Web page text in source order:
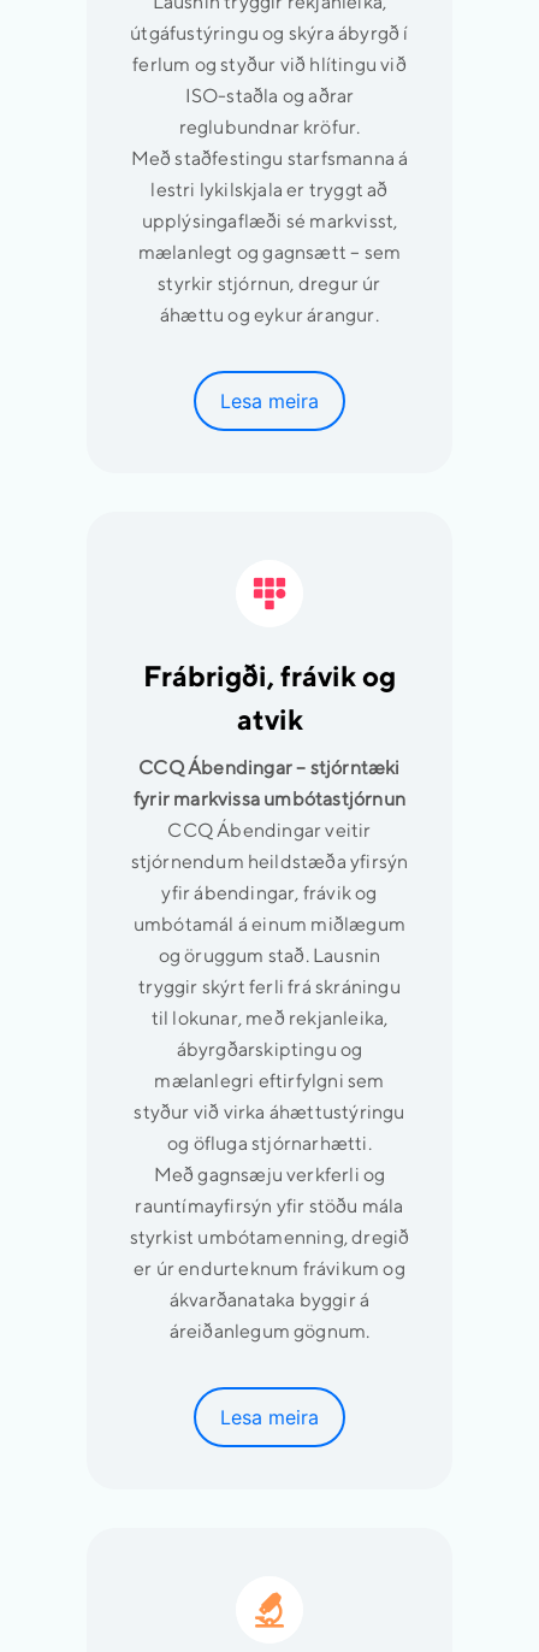
útgáfustýringu og skýra ábyrgð í
ferlum og styður við hlítingu við
ISO-staðla og aðrar
reglubundnar kröfur.
Með staðfestingu starfsmanna á
lestri lykilskjala er tryggt að
upplýsingaflæði sé markvisst,
mælanlegt og gagnsætt – sem
styrkir stjórnun, dregur úr
áhættu og eykur árangur.
Lesa meira
Frábrigði, frávik og
atvik
CCQ Ábendingar – stjórntæki
fyrir markvissa umbótastjórnun
CCQ Ábendingar veitir
stjórnendum heildstæða yfirsýn
yfir ábendingar, frávik og
umbótamál á einum miðlægum
og öruggum stað. Lausnin
tryggir skýrt ferli frá skráningu
til lokunar, með rekjanleika,
ábyrgðarskiptingu og
mælanlegri eftirfylgni sem
styður við virka áhættustýringu
og öfluga stjórnarhætti.
Með gagnsæju verkferli og
rauntímayfirsýn yfir stöðu mála
styrkist umbótamenning, dregið
er úr endurteknum frávikum og
ákvarðanataka byggir á
áreiðanlegum gögnum.
Lesa meira